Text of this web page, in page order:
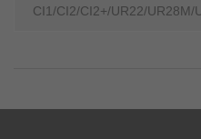
CI1/CI2/CI2+/UR22/UR28M/